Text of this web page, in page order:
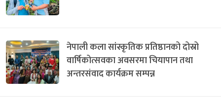
नेपाली कला सांस्कृतिक प्रतिष्ठानको दोस्रो
वार्षिकोत्सवका अवसरमा चियापान तथा
अन्तरसंवाद कार्यक्रम सम्पन्न